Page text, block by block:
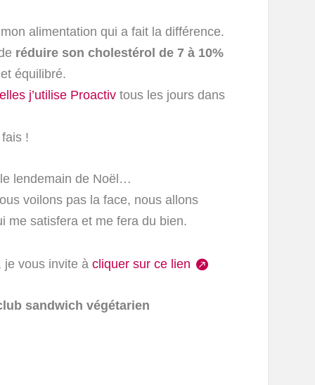
alimentation qui a fait la différence.
réduire son cholestérol de 7 à 10%
équilibré.
j’utilise Proactivtous les jours dans
!
le lendemain de Noël…
voilons pas la face, nous allons
me satisfera et me fera du bien.
je vous invite à cliquer sur ce lien
sandwich végétarien